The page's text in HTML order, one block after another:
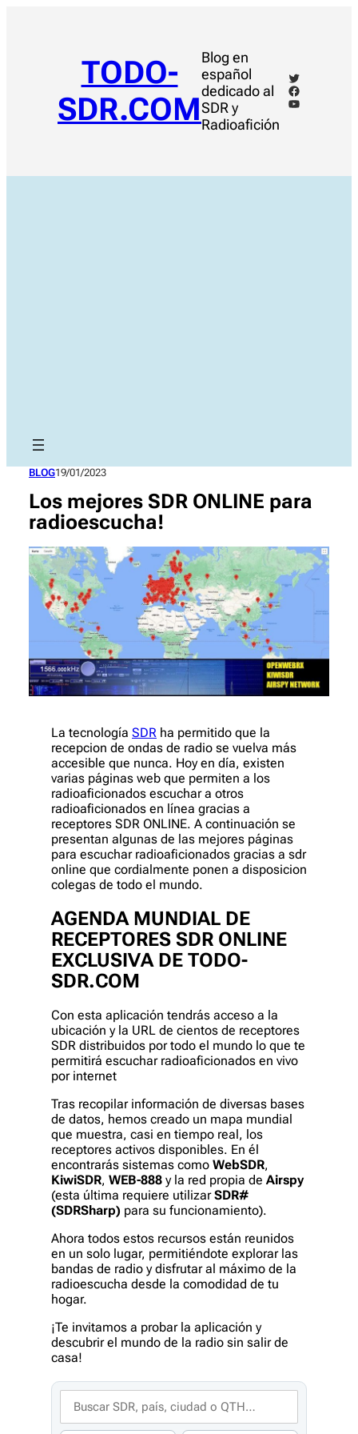
TODO-
SDR.COM
Blog en
español
dedicado al
SDR y
Radioafición
Twitter
Facebook
YouTube
BLOG19/01/2023
Los mejores SDR ONLINE para
radioescucha!
La tecnología SDR ha permitido que la
recepcion de ondas de radio se vuelva más
accesible que nunca. Hoy en día, existen
varias páginas web que permiten a los
radioaficionados escuchar a otros
radioaficionados en línea gracias a
receptores SDR ONLINE. A continuación se
presentan algunas de las mejores páginas
para escuchar radioaficionados gracias a sdr
online que cordialmente ponen a disposicion
colegas de todo el mundo.
AGENDA MUNDIAL DE
RECEPTORES SDR ONLINE
EXCLUSIVA DE TODO-
SDR.COM
Con esta aplicación tendrás acceso a la
ubicación y la URL de cientos de receptores
SDR distribuidos por todo el mundo lo que te
permitirá escuchar radioaficionados en vivo
por internet
Tras recopilar información de diversas bases
de datos, hemos creado un mapa mundial
que muestra, casi en tiempo real, los
receptores activos disponibles. En él
encontrarás sistemas como WebSDR,
KiwiSDR, WEB-888 y la red propia de Airspy
(esta última requiere utilizarSDR#
(SDRSharp) para su funcionamiento).
Ahora todos estos recursos están reunidos
en un solo lugar, permitiéndote explorar las
bandas de radio y disfrutar al máximo de la
radioescucha desde la comodidad de tu
hogar.
¡Te invitamos a probar la aplicación y
descubrir el mundo de la radio sin salir de
casa!
por
nombre,